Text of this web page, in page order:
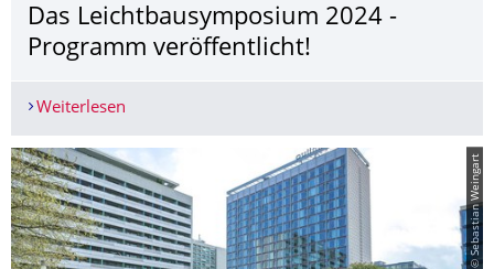
Das Leichtbausymposium 2024 -
Programm veröffentlicht!
Weiterlesen
© Sebastian Weingart